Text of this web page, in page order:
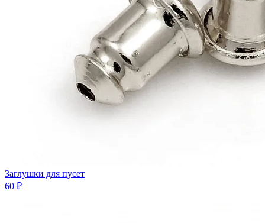
Заглушки для пусет
60 ₽